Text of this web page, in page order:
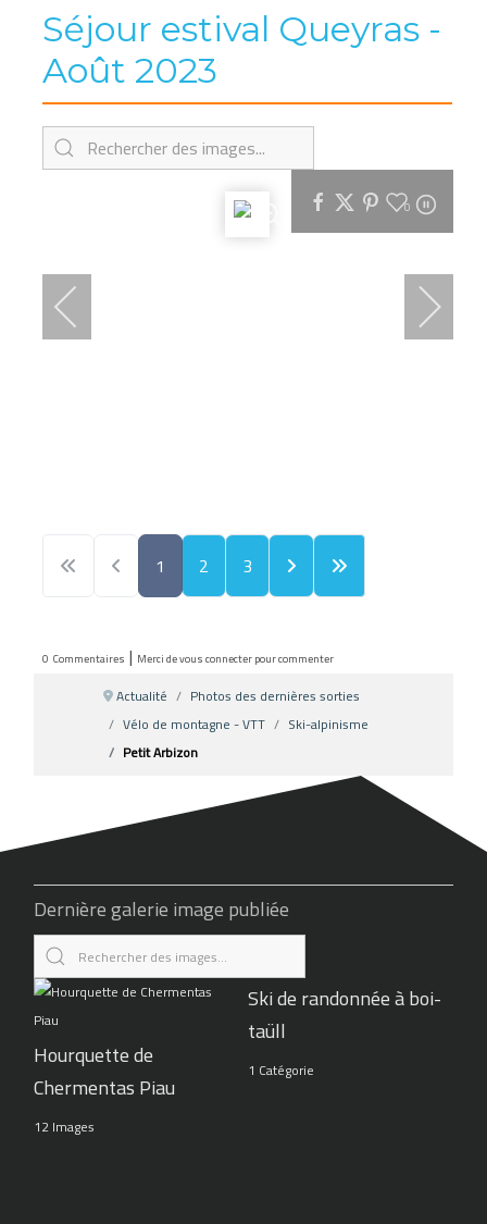
Séjour estival Queyras -
Août 2023
0
1 2 3
0 Commentaires | Merci de vous connecter pour commenter
Actualité
Photos des dernières sorties
Vélo de montagne - VTT
Ski-alpinisme
Petit Arbizon
Dernière galerie image publiée
Hourquette de
Chermentas Piau
12 Images
Ski de randonnée à boi-
taüll
1 Catégorie